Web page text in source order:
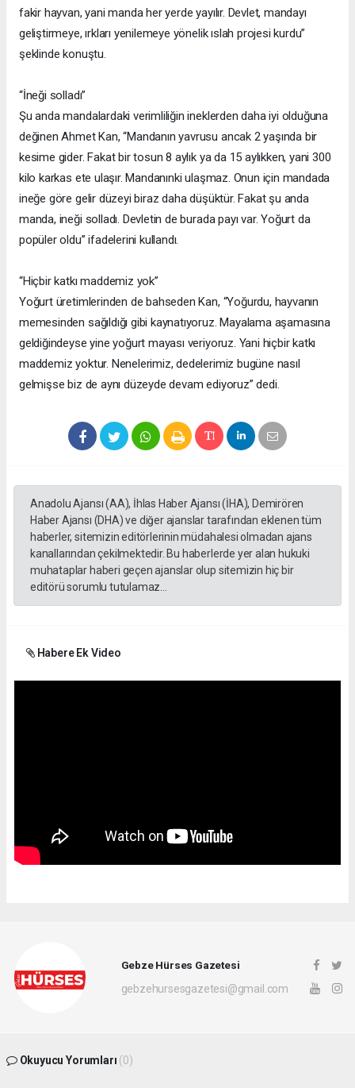
fakir hayvan, yani manda her yerde yayılır. Devlet, mandayı
geliştirmeye, ırkları yenilemeye yönelik ıslah projesi kurdu”
şeklinde konuştu.
“İneği solladı”
Şu anda mandalardaki verimliliğin ineklerden daha iyi olduğuna
değinen Ahmet Kan, “Mandanın yavrusu ancak 2 yaşında bir
kesime gider. Fakat bir tosun 8 aylık ya da 15 aylıkken, yani 300
kilo karkas ete ulaşır. Mandanınki ulaşmaz. Onun için mandada
ineğe göre gelir düzeyi biraz daha düşüktür. Fakat şu anda
manda, ineği solladı. Devletin de burada payı var. Yoğurt da
popüler oldu” ifadelerini kullandı.
“Hiçbir katkı maddemiz yok”
Yoğurt üretimlerinden de bahseden Kan, “Yoğurdu, hayvanın
memesinden sağıldığı gibi kaynatıyoruz. Mayalama aşamasına
geldiğindeyse yine yoğurt mayası veriyoruz. Yani hiçbir katkı
maddemiz yoktur. Nenelerimiz, dedelerimiz bugüne nasıl
gelmişse biz de aynı düzeyde devam ediyoruz” dedi.
Anadolu Ajansı (AA), İhlas Haber Ajansı (İHA), Demirören
Haber Ajansı (DHA) ve diğer ajanslar tarafından eklenen tüm
haberler, sitemizin editörlerinin müdahalesi olmadan ajans
kanallarından çekilmektedir. Bu haberlerde yer alan hukuki
muhataplar haberi geçen ajanslar olup sitemizin hiç bir
editörü sorumlu tutulamaz...
Habere Ek Video
Gebze Hürses Gazetesi
gebzehursesgazetesi@gmail.com
Okuyucu Yorumları (0)